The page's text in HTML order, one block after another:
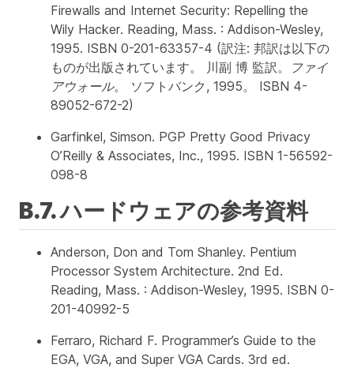
Firewalls and Internet Security: Repelling the
Wily Hacker. Reading, Mass. : Addison-Wesley,
1995. ISBN 0-201-63357-4 (訳注: 邦訳は以下の
ものが出版されています。 川副 博 監訳。
ファイ
アウォール。 ソフトバンク, 1995。 ISBN 4-
89052-672-2)
Garfinkel, Simson. PGP Pretty Good Privacy
O’Reilly & Associates, Inc., 1995. ISBN 1-56592-
098-8
B.7. ハードウェアの参考資料
Anderson, Don and Tom Shanley. Pentium
Processor System Architecture. 2nd Ed.
Reading, Mass. : Addison-Wesley, 1995. ISBN 0-
201-40992-5
Ferraro, Richard F. Programmer’s Guide to the
EGA, VGA, and Super VGA Cards. 3rd ed.